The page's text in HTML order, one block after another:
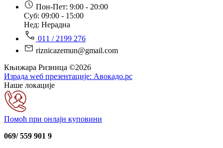
Пон-Пет: 9:00 - 20:00
Суб: 09:00 - 15:00
Нед: Нерадна
011 / 2199 276
riznicazemun@gmail.com
Књижара Ризница ©️2026
Израда wеб презентације: Авокадо.рс
Наше локације
Помоћ при онлајн куповини
069/ 559 901 9